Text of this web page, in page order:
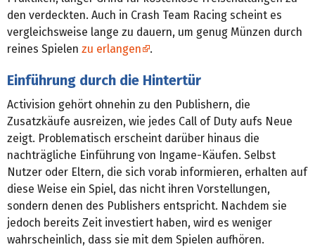
den verdeckten. Auch in Crash Team Racing scheint es
vergleichsweise lange zu dauern, um genug Münzen durch
reines Spielen zu erlangen .
Einführung durch die Hintertür
Activision gehört ohnehin zu den Publishern, die
Zusatzkäufe ausreizen, wie jedes Call of Duty aufs Neue
zeigt. Problematisch erscheint darüber hinaus die
nachträgliche Einführung von Ingame-Käufen. Selbst
Nutzer oder Eltern, die sich vorab informieren, erhalten auf
diese Weise ein Spiel, das nicht ihren Vorstellungen,
sondern denen des Publishers entspricht. Nachdem sie
jedoch bereits Zeit investiert haben, wird es weniger
wahrscheinlich, dass sie mit dem Spielen aufhören.